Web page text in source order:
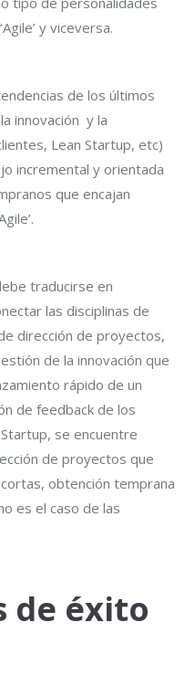
y viceversa.
de los últimos
innovación y la
Lean Startup, etc)
incremental y orientada
que encajan
traducirse en
las disciplinas de
dirección de proyectos,
de la innovación que
rápido de un
de feedback de los
se encuentre
de proyectos que
obtención temprana
es el caso de las
de éxito